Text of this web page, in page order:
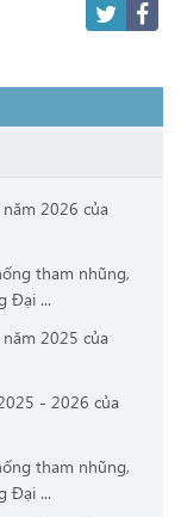
2026 của
tham nhũng,
Đại ...
2025 của
- 2026 của
tham nhũng,
Đại ...